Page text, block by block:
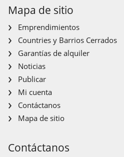
Mapa de sitio
Emprendimientos
Countries y Barrios Cerrados
Garantías de alquiler
Noticias
Publicar
Mi cuenta
Contáctanos
Mapa de sitio
Contáctanos